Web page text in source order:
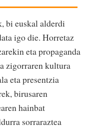
bi euskal alderdi
igo die. Horretaz
eta propaganda
zigorraren kultura
eta presentzia
birusaren
hainbat
sorraraztea